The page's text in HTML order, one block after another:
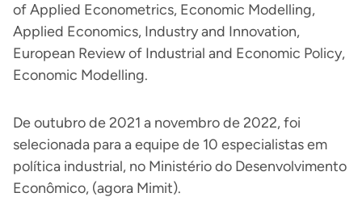
of Applied Econometrics, Economic Modelling,
Applied Economics, Industry and Innovation,
European Review of Industrial and Economic Policy,
Economic Modelling.
De outubro de 2021 a novembro de 2022, foi
selecionada para a equipe de 10 especialistas em
política industrial, no Ministério do Desenvolvimento
Econômico, (agora Mimit).